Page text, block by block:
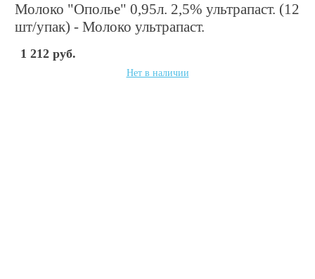
Молоко "Ополье" 0,95л. 2,5% ультрапаст. (12
шт/упак) - Молоко ультрапаст.
1 212 руб.
Нет в наличии